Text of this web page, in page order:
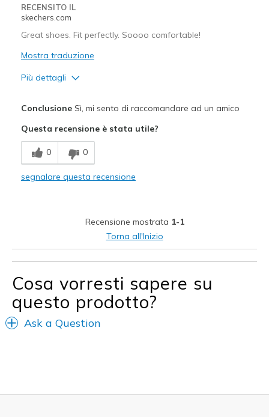
RECENSITO IL
skechers.com
Great shoes. Fit perfectly. Soooo comfortable!
Mostra traduzione
Più dettagli
Comfortable
Durable
Going Out
Width
Feels true to width
Sizing
View On Shoes
ConclusioneSì, mi sento di raccomandare ad un amico
Questa recensione è stata utile?
0 0
segnalare questa recensione
Recensione mostrata 1-1
Torna all'Inizio
Cosa vorresti sapere su
questo prodotto?
Ask a Question